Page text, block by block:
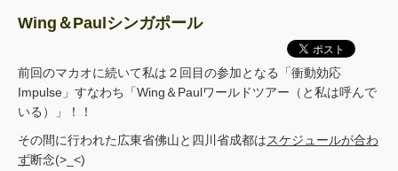
Wing＆Paulシンガポール
前回のマカオに続いて私は２回目の参加となる「衝動効応
Impulse」すなわち「Wing＆Paulワールドツアー（と私は呼んで
いる）」！！
その間に行われた広東省佛山と四川省成都はスケジュールが合わ
ず断念(>_<)